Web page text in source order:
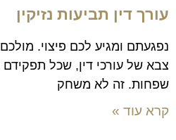
עורך דין תביעות נזיקין
נפגעתם ומגיע לכם פיצוי.
צבא של עורכי דין, שכל
שפחות. זה לא משחק
קרא עוד »